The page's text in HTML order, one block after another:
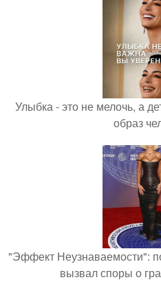
Улыбка - это не мелочь, а
образ
"Эффект Неузнаваемости":
вызвал споры о